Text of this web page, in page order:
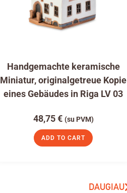
Handgemachte keramische
Miniatur, originalgetreue Kopie
eines Gebäudes in Riga LV 03
48,75€ (su PVM)
ADD TO CART
DAUGIAU